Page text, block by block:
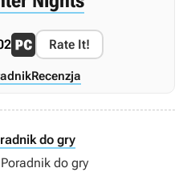
Rate It!
Recenzja
do gry
do gry